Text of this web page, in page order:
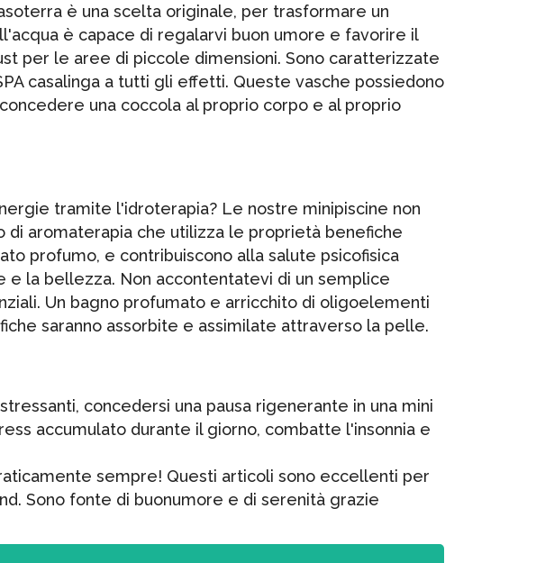
è una scelta originale, per trasformare un
è capace di regalarvi buon umore e favorire il
per le aree di piccole dimensioni. Sono caratterizzate
casalinga a tutti gli effetti. Queste vasche possiedono
una coccola al proprio corpo e al proprio
tramite l'idroterapia? Le nostre minipiscine non
di aromaterapia che utilizza le proprietà benefiche
profumo, e contribuiscono alla salute psicofisica
e la bellezza. Non accontentatevi di un semplice
Un bagno profumato e arricchito di oligoelementi
saranno assorbite e assimilate attraverso la pelle.
concedersi una pausa rigenerante in una mini
accumulato durante il giorno, combatte l'insonnia e
sempre! Questi articoli sono eccellenti per
Sono fonte di buonumore e di serenità grazie